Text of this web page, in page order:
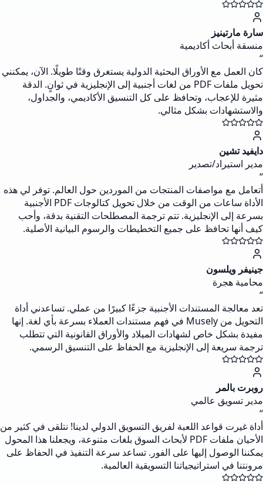
سارة مارتينيز
منسقة أبحاث أكاديمية
“
كان العمل مع الأوراق البحثية الدولية يستغرق وقتًا طويلًا. الآن، يمكنني
تحويل ملفات PDF من لغات أجنبية إلى الإنجليزية في ثوانٍ. الدقة
مثيرة للإعجاب، وتحافظ على كل التنسيق الأكاديمي، والجداول،
والاستشهادات بشكل مثالي.
دايفيد تشين
مدير استيراد/تصدير
“
أتعامل مع مواصفات المنتجات من الموردين حول العالم. توفر لي هذه
الأداة ساعات من الوقت من خلال تحويل كتالوجات PDF الأجنبية
بسرعة إلى الإنجليزية. تتم ترجمة المصطلحات التقنية بدقة، وأحب
كيف أنها تحافظ على جميع التخطيطات والرسوم البيانية الأصلية.
جينيفر ويلسون
محامية هجرة
“
تعد معالجة المستندات الأجنبية جزءًا كبيرًا من عملي. تساعدني أداة
التحويل من Musely في فهم مستندات العملاء بسرعة بأي لغة. إنها
مفيدة بشكل خاص لشهادات الميلاد والأوراق القانونية التي تتطلب
ترجمة سريعة إلى الإنجليزية مع الحفاظ على التنسيق الرسمي.
روبرت بالمر
مدير تسويق عالمي
“
أداة غيرت قواعد اللعبة لفريق التسويق الدولي لدينا! نتلقى في كثير من
الأحيان ملفات PDF لأبحاث السوق بلغات متنوعة، ويجعلنا هذا المحول
يمكننا الوصول إليها على الفور. تساعد سرعة التنفيذ في الحفاظ على
مرونتنا في استراتيجياتنا التسويقية العالمية.